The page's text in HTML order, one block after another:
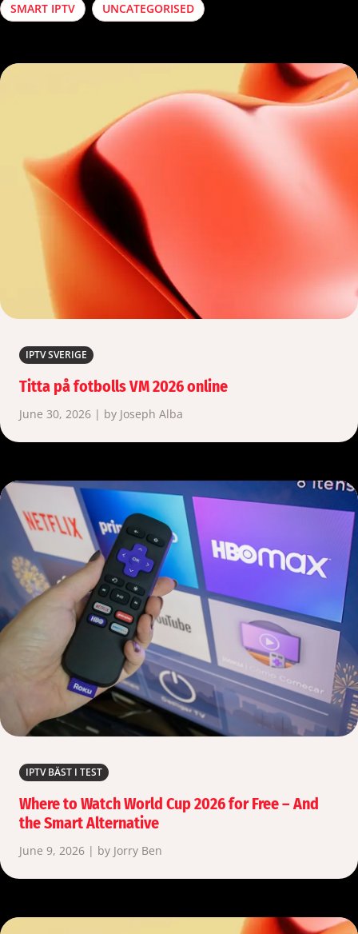
SMART IPTV UNCATEGORISED
IPTV SVERIGE
Titta på fotbolls VM 2026 online
June 30, 2026 | by Joseph Alba
IPTV BÄST I TEST
Where to Watch World Cup 2026 for Free – And
the Smart Alternative
June 9, 2026 | by Jorry Ben